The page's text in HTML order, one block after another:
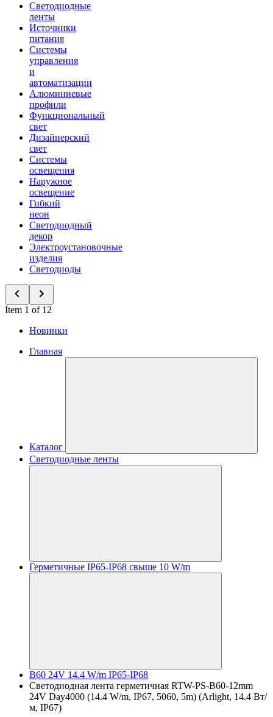
Светодиодные
ленты
Источники
питания
Системы
управления
и
автоматизации
Алюминиевые
профили
Функциональный
свет
Дизайнерский
свет
Системы
освещения
Наружное
освещение
Гибкий
неон
Светодиодный
декор
Электроустановочные
изделия
Светодиоды
Item 1 of 12
Новинки
Главная
Каталог
Светодиодные ленты
Герметичные IP65-IP68 свыше 10 W/m
B60 24V 14.4 W/m IP65-IP68
Светодиодная лента герметичная RTW-PS-B60-12mm
24V Day4000 (14.4 W/m, IP67, 5060, 5m) (Arlight, 14.4 Вт/
м, IP67)